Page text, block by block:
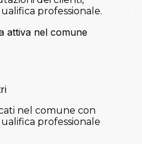
professionale.
attiva nel comune
nel comune con
professionale